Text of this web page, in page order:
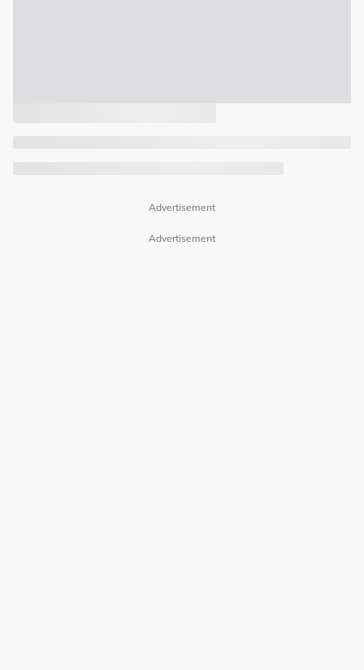
Advertisement
Advertisement